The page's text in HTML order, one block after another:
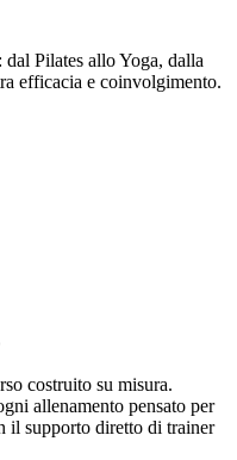
Pilates allo Yoga, dalla
efficacia e coinvolgimento.
costruito su misura.
allenamento pensato per
il supporto diretto di trainer